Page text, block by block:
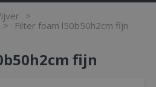
>
> Filter foam l50b50h2cm fijn
fijn